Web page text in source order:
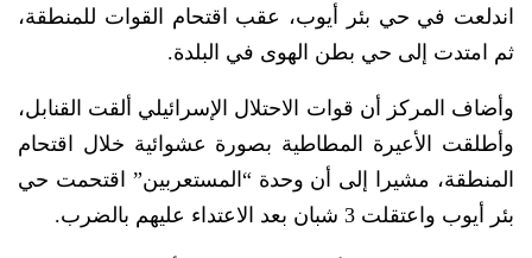
اندلعت في حي بئر أيوب، عقب اقتحام القوات للمنطقة،
ثم امتدت إلى حي بطن الهوى في البلدة.
وأضاف المركز أن قوات الاحتلال الإسرائيلي ألقت القنابل،
وأطلقت الأعيرة المطاطية بصورة عشوائية خلال اقتحام
المنطقة، مشيرا إلى أن وحدة “المستعربين” اقتحمت حي
بئر أيوب واعتقلت 3 شبان بعد الاعتداء عليهم بالضرب.